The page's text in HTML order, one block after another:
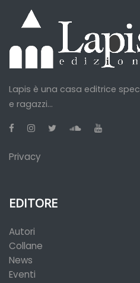
Lapis è una casa editrice
e ragazzi...
Privacy
EDITORE
Autori
Collane
News
Eventi